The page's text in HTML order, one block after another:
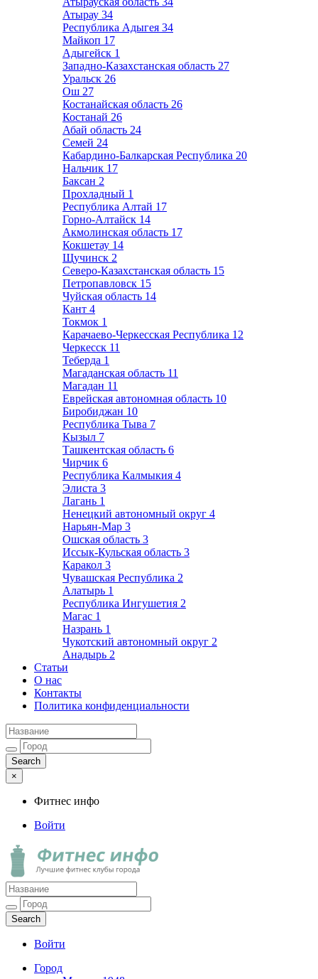
Атырау 34
Республика Адыгея 34
Майкоп 17
Адыгейск 1
Западно-Казахстанская область 27
Уральск 26
Ош 27
Костанайская область 26
Костанай 26
Абай область 24
Семей 24
Кабардино-Балкарская Республика 20
Нальчик 17
Баксан 2
Прохладный 1
Республика Алтай 17
Горно-Алтайск 14
Акмолинская область 17
Кокшетау 14
Щучинск 2
Северо-Казахстанская область 15
Петропавловск 15
Чуйская область 14
Кант 4
Токмок 1
Карачаево-Черкесская Республика 12
Черкесск 11
Теберда 1
Магаданская область 11
Магадан 11
Еврейская автономная область 10
Биробиджан 10
Республика Тыва 7
Кызыл 7
Ташкентская область 6
Чирчик 6
Республика Калмыкия 4
Элиста 3
Лагань 1
Ненецкий автономный округ 4
Нарьян-Мар 3
Ошская область 3
Иссык-Кульская область 3
Каракол 3
Чувашская Республика 2
Алатырь 1
Республика Ингушетия 2
Магас 1
Назрань 1
Чукотский автономный округ 2
Анадырь 2
Статьи
О нас
Контакты
Политика конфиденциальности
×
Фитнес инфо
Войти
Фитнес инфо
Лучшие фитнес клубы города
Войти
Город